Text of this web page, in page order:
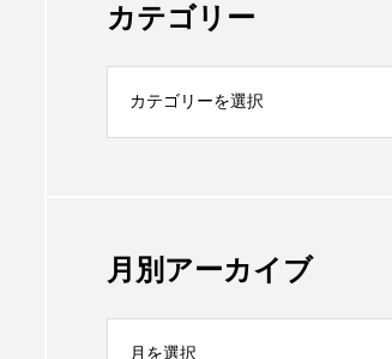
カテゴリー
月別アーカイブ